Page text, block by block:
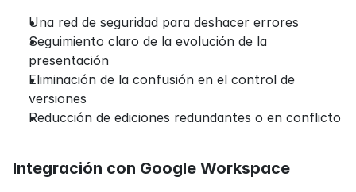
Una red de seguridad para deshacer errores
Seguimiento claro de la evolución de la
presentación
Eliminación de la confusión en el control de
versiones
Reducción de ediciones redundantes o en conflicto
Integración con Google Workspace